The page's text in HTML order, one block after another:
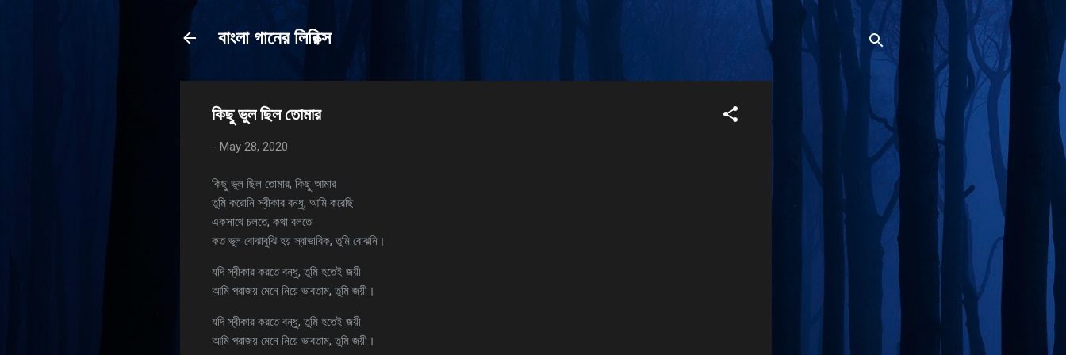
বাংলা গানের লিরিক্স
কিছু ভুল ছিল তোমার
- May 28, 2020
কিছু ভুল ছিল তোমার, কিছু আমার
তুমি করোনি স্বীকার বন্ধু, আমি করেছি
একসাথে চলতে, কথা বলতে
কত ভুল বোঝাবুঝি হয় স্বাভাবিক, তুমি বোঝনি।
যদি স্বীকার করতে বন্ধু, তুমি হতেই জয়ী
আমি পরাজয় মেনে নিয়ে ভাবতাম, তুমি জয়ী।
যদি স্বীকার করতে বন্ধু, তুমি হতেই জয়ী
আমি পরাজয় মেনে নিয়ে ভাবতাম, তুমি জয়ী।